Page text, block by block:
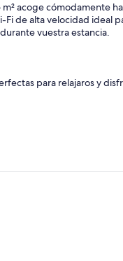
acoge cómodamente
de alta velocidad ideal
vuestra estancia.
para relajaros y
con Piscina en la